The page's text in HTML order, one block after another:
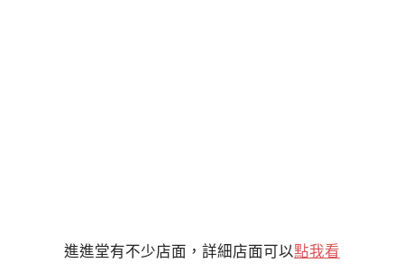
進進堂有不少店面，詳細店面可以點我看